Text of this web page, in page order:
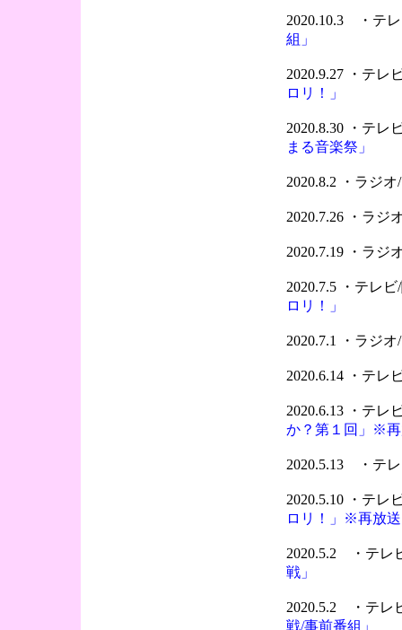
2020.10.3 ・テ
組」
2020.9.27 ・テレ
ロリ！」
2020.8.30 ・テレ
まる音楽祭」
2020.8.2 ・ラジ
2020.7.26 ・ラジ
2020.7.19 ・ラジ
2020.7.5 ・テレ
ロリ！」
2020.7.1 ・ラジ
2020.6.14 ・テレ
2020.6.13 ・テレ
か？第１回」※
2020.5.13 ・テ
2020.5.10 ・テレ
ロリ！」※再放送
2020.5.2 ・テレ
戦」
2020.5.2 ・テレ
戦/事前番組」